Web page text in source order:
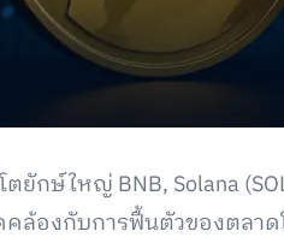
ยักษ์ใหญ่ BNB, Solana
ล้องกับการฟื้นตัวของตลา